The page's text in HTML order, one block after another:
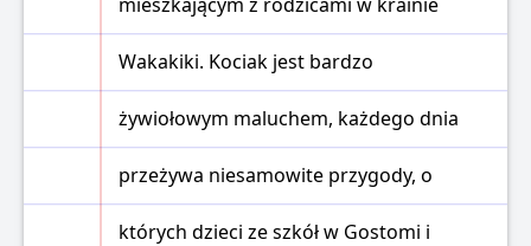
Wakakiki. Kociak jest bardzo
żywiołowym maluchem, każdego dnia
przeżywa niesamowite przygody, o
których dzieci ze szkół w Gostomi i